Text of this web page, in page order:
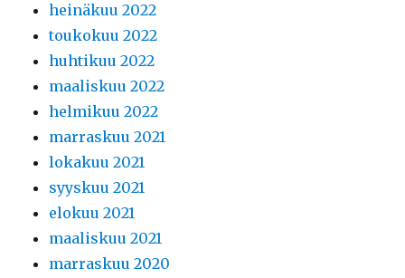
heinäkuu 2022
toukokuu 2022
huhtikuu 2022
maaliskuu 2022
helmikuu 2022
marraskuu 2021
lokakuu 2021
syyskuu 2021
elokuu 2021
maaliskuu 2021
marraskuu 2020